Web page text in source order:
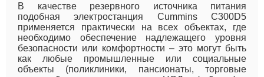
В качестве резервного источника питания
подобная электростанция Cummins C300D5
применяется практически на всех объектах, где
необходимо обеспечение надлежащего уровня
безопасности или комфортности – это могут быть
как любые промышленные или социальные
объекты (поликлиники, пансионаты, торговые